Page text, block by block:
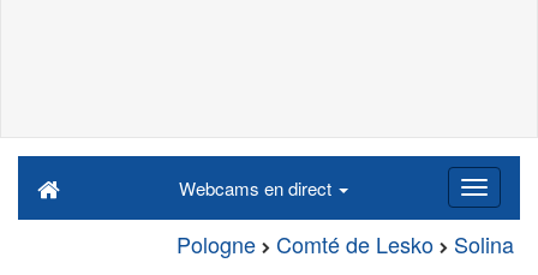
Webcams en direct
Pologne Comté de Lesko Solina